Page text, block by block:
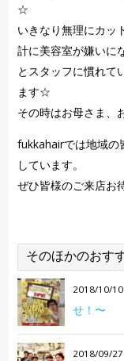
☆
いきなり無理にカッ
計に美容室が嫌いに
とスタッフに慣れて
ます☆
その時はお母さま、
fukkahairでは地域の
しています。
ぜひ皆様のご来店お
そのほかのおす
2018/10/10
せ！〜
2018/09/27